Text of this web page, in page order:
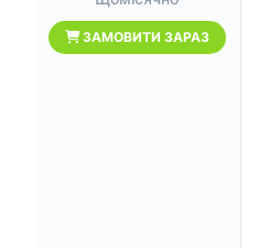
ЗАМОВИТИ ЗАРАЗ